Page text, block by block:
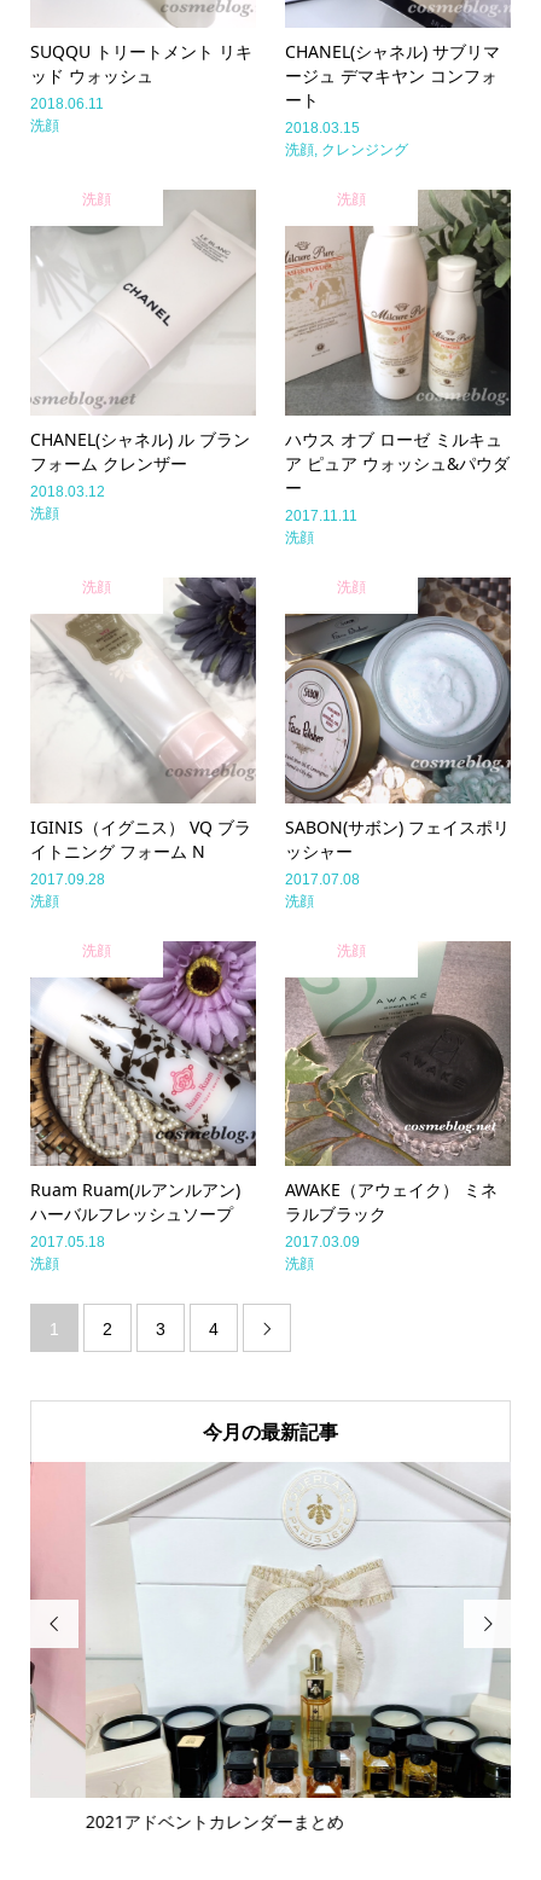
SUQQU トリートメント リキ
ッド ウォッシュ
2018.06.11
洗顔
CHANEL(シャネル) サブリマ
ージュ デマキヤン コンフォ
ート
2018.03.15
洗顔, クレンジング
洗顔
CHANEL(シャネル) ル ブラン
フォーム クレンザー
2018.03.12
洗顔
洗顔
ハウス オブ ローゼ ミルキュ
ア ピュア ウォッシュ&パウダ
ー
2017.11.11
洗顔
洗顔
IGINIS（イグニス） VQ ブラ
イトニング フォーム N
2017.09.28
洗顔
洗顔
SABON(サボン) フェイスポリ
ッシャー
2017.07.08
洗顔
洗顔
Ruam Ruam(ルアンルアン)
ハーバルフレッシュソープ
2017.05.18
洗顔
洗顔
AWAKE（アウェイク） ミネ
ラルブラック
2017.03.09
洗顔
1 2 3 4 
今月の最新記事

2021アドベントカレンダーまとめ
